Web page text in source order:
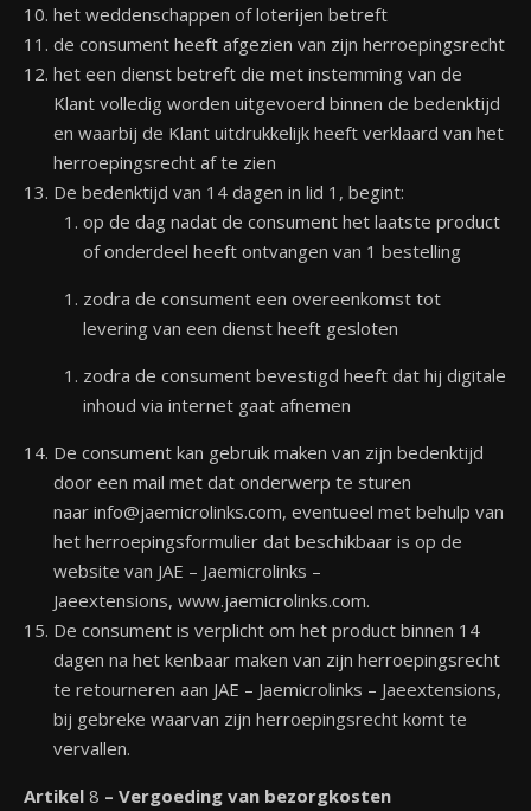
het weddenschappen of loterijen betreft
de consument heeft afgezien van zijn herroepingsrecht
het een dienst betreft die met instemming van de
Klant volledig worden uitgevoerd binnen de bedenktijd
en waarbij de Klant uitdrukkelijk heeft verklaard van het
herroepingsrecht af te zien
De bedenktijd van 14 dagen in lid 1, begint:
op de dag nadat de consument het laatste product
of onderdeel heeft ontvangen van 1 bestelling
zodra de consument een overeenkomst tot
levering van een dienst heeft gesloten
zodra de consument bevestigd heeft dat hij digitale
inhoud via internet gaat afnemen
De consument kan gebruik maken van zijn bedenktijd
door een mail met dat onderwerp te sturen
naar info@jaemicrolinks.com, eventueel met behulp van
het herroepingsformulier dat beschikbaar is op de
website van JAE – Jaemicrolinks –
Jaeextensions, www.jaemicrolinks.com.
De consument is verplicht om het product binnen 14
dagen na het kenbaar maken van zijn herroepingsrecht
te retourneren aan JAE – Jaemicrolinks – Jaeextensions,
bij gebreke waarvan zijn herroepingsrecht komt te
vervallen.
Artikel 8 – Vergoeding van bezorgkosten